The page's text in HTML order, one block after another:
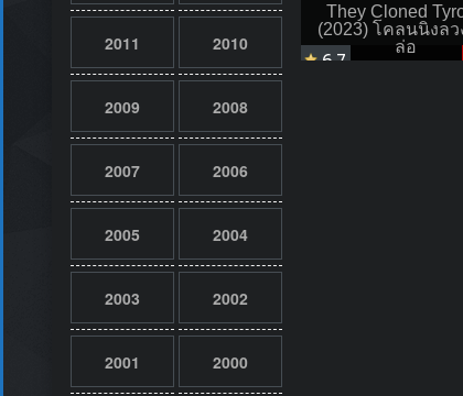
2011 2010
2009 2008
2007 2006
2005 2004
2003 2002
2001 2000
They Cloned
(2023) โคลนนิงลว
ล่อ
6.7